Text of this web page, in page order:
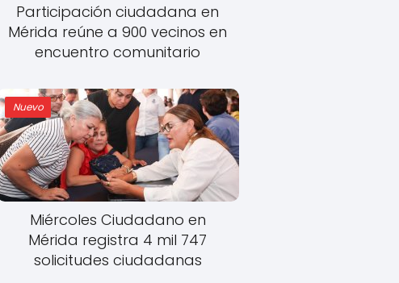
Participación ciudadana en
Mérida reúne a 900 vecinos en
encuentro comunitario
Nuevo
Miércoles Ciudadano en
Mérida registra 4 mil 747
solicitudes ciudadanas